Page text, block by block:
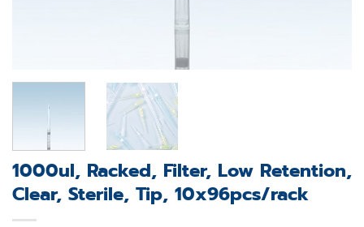
1000ul, Racked, Filter, Low Retention,
Clear, Sterile, Tip, 10x96pcs/rack